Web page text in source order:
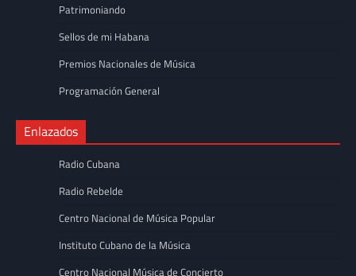
Patrimoniando
Sellos de mi Habana
Premios Nacionales de Música
Programación General
Enlazados
Radio Cubana
Radio Rebelde
Centro Nacional de Música Popular
Instituto Cubano de la Música
Centro Nacional Música de Concierto